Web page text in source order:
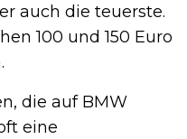
auch die teuerste.
100 und 150 Euro
die auf BMW
eine